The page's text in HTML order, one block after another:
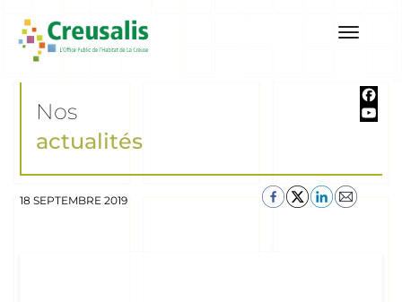
Nos
actualités
18 SEPTEMBRE 2019